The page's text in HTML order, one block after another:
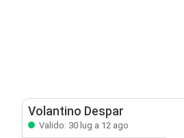
Volantino Despar
Valido: 30 lug a 12 ago